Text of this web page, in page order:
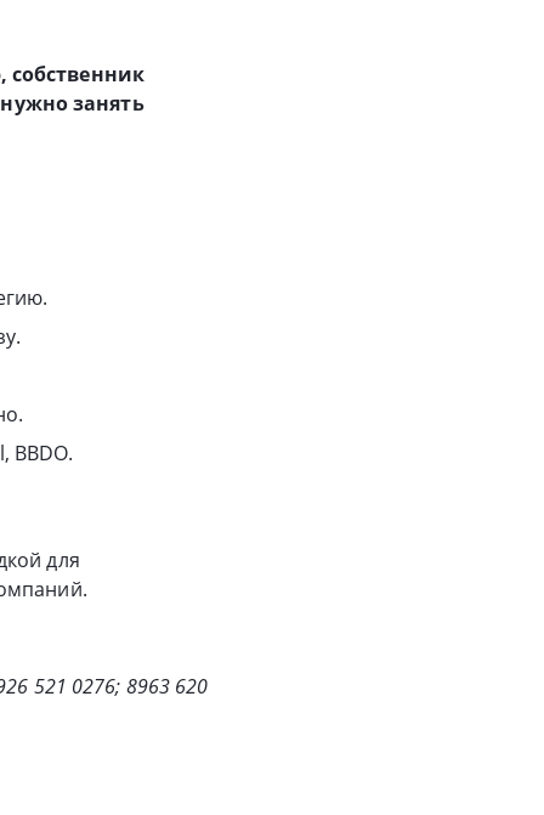
собственник
занять
BBDO.
для
521 0276; 8963 620